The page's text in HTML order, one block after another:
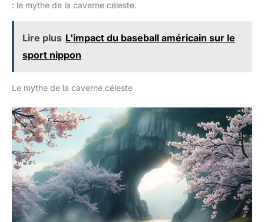
: le mythe de la caverne céleste.
Lire plus L'impact du baseball américain sur le
sport nippon
Le mythe de la caverne céleste